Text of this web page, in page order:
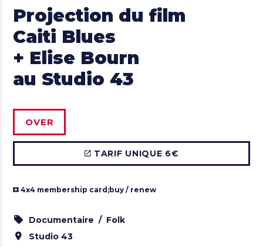
Projection du film
Caiti Blues
+ Elise Bourn
au Studio 43
OVER
TARIF UNIQUE 6€
4x4 membership card;buy / renew
Documentaire
Folk
Studio 43